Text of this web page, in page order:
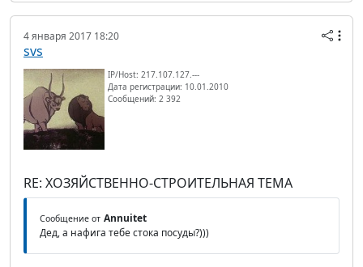
4 января 2017 18:20
svs
IP/Host: 217.107.127.---
Дата регистрации: 10.01.2010
Сообщений: 2 392
RE: ХОЗЯЙСТВЕННО-СТРОИТЕЛЬНАЯ ТЕМА
Сообщение от Annuitet
Дед, а нафига тебе стока посуды?)))